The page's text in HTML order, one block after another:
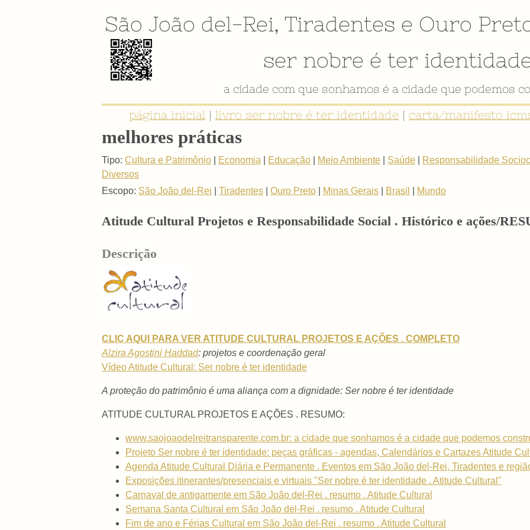
São João del-Rei, Tiradentes e Ouro
ser nobre é ter
a cidade com que sonhamos é a cidade que podemos
página inicial | livro ser nobre é ter identidade | carta/manifesto
melhores práticas
Tipo: Cultura e Patrimônio Economia Educação Meio Ambiente Saúde Responsabilidade
Diversos
Escopo: São João del-Rei Tiradentes Ouro Preto Minas Gerais Brasil Mundo
Atitude Cultural Projetos e Responsabilidade Social . Histórico e ações/
Descrição
CLIC AQUI PARA VER ATITUDE CULTURAL PROJETOS E AÇÕES . COMPLETO
Alzira Agostini Haddad: projetos e coordenação geral
Vídeo Atitude Cultural: Ser nobre é ter identidade
A proteção do patrimônio é uma aliança com a dignidade: Ser nobre é ter identidade
ATITUDE CULTURAL PROJETOS E AÇÕES . RESUMO:
www.saojoaodelreitransparente.com.br: a cidade que sonhamos é a cidade que podemos
Projeto Ser nobre é ter identidade: peças gráficas - agendas, Calendários e Cartazes Atitude
Agenda Atitude Cultural Diária e Permanente . Eventos em São João del-Rei, Tiradentes e
Exposições itinerantes/presenciais e virtuais "Ser nobre é ter identidade . Atitude Cultural"
Carnaval de antigamente em São João del-Rei . resumo . Atitude Cultural
Semana Santa Cultural em São João del-Rei . resumo . Atitude Cultural
Fim de ano e Férias Cultural em São João del-Rei . resumo . Atitude Cultural